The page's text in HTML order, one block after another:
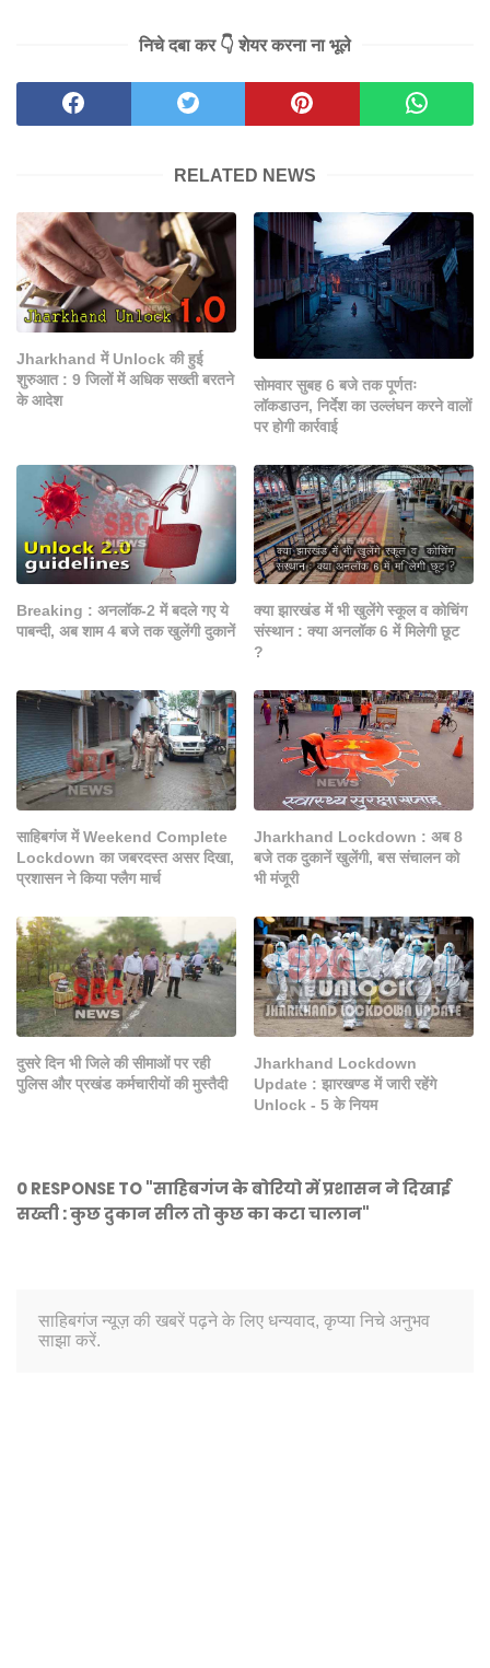
निचे दबा कर 👇 शेयर करना ना भूले
RELATED NEWS
Jharkhand में Unlock की हुई
शुरुआत : 9 जिलों में अधिक सख्ती बरतने
के आदेश
सोमवार सुबह 6 बजे तक पूर्णतः
लॉकडाउन, निर्देश का उल्लंघन करने वालों
पर होगी कार्रवाई
Breaking : अनलॉक-2 में बदले गए ये
पाबन्दी, अब शाम 4 बजे तक खुलेंगी दुकानें
क्या झारखंड में भी खुलेंगे स्‍कूल व कोच‍िंग
संस्थान : क्या अनलॉक 6 में म‍िलेगी छूट
?
साहिबगंज में Weekend Complete
Lockdown का जबरदस्त असर दिखा,
प्रशासन ने किया फ्लैग मार्च
Jharkhand Lockdown : अब 8
बजे तक दुकानें खुलेंगी, बस संचालन को
भी मंजूरी
दुसरे दिन भी जिले की सीमाओं पर रही
पुलिस और प्रखंड कर्मचारीयों की मुस्तैदी
Jharkhand Lockdown
Update : झारखण्ड में जारी रहेंगे
Unlock - 5 के नियम
0 RESPONSE TO "साहिबगंज के बोरियो में प्रशासन ने दिखाई
सख्ती : कुछ दुकान सील तो कुछ का कटा चालान"
साहिबगंज न्यूज़ की खबरें पढ़ने के लिए धन्यवाद, कृप्या निचे अनुभव
साझा करें.